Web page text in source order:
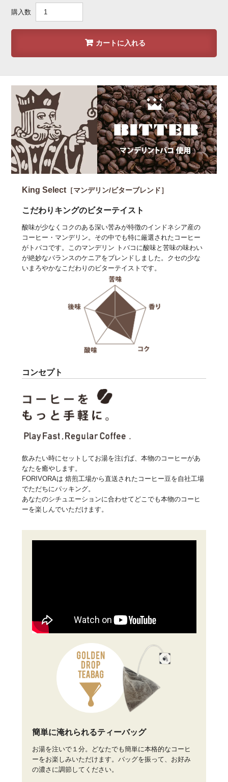
購入数
カートに入れる
King Select［マンデリン/ビターブレンド］
こだわりキングのビターテイスト
酸味が少なくコクのある深い苦みが特徴のインドネシア産の
コーヒー・マンデリン。その中でも特に厳選されたコーヒー
がトバコです。このマンデリン トバコに酸味と苦味の味わい
が絶妙なバランスのケニアをブレンドしました。クセの少な
いまろやかなこだわりのビターテイストです。
コンセプト
飲みたい時にセットしてお湯を注げば、本物のコーヒーがあ
なたを癒やします。
FORIVORAは 焙煎工場から直送されたコーヒー豆を自社工場
でただちにパッキング。
あなたのシチュエーションに合わせてどこでも本物のコーヒ
ーを楽しんでいただけます。
簡単に淹れられるティーバッグ
お湯を注いで１分。どなたでも簡単に本格的なコーヒ
ーをお楽しみいただけます。バッグを振って、お好み
の濃さに調節してください。